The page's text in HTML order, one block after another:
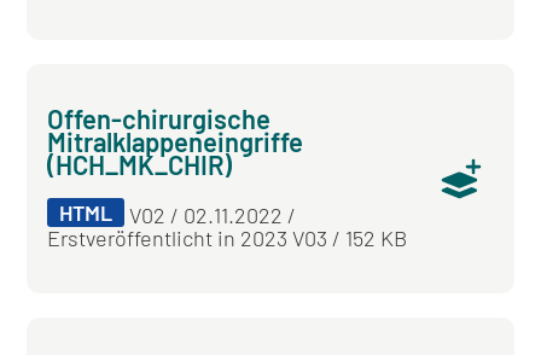
Offen-chirurgische
Mitralklappeneingriffe
(HCH_MK_CHIR)
HTML
V02 / 02.11.2022 /
Erstveröffentlicht in 2023 V03 / 152 KB